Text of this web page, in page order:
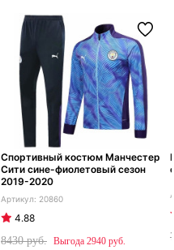
Спортивный костюм Манчестер
Сити сине-фиолетовый сезон
2019-2020
20860
4.88
8430
2940